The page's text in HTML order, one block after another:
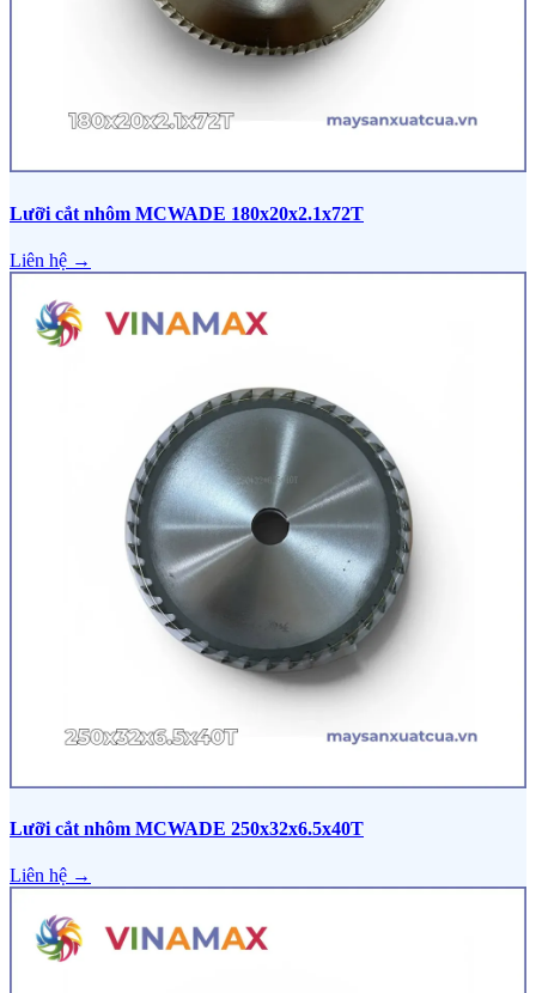
Lưỡi cắt nhôm MCWADE 180x20x2.1x72T
Liên hệ →
Lưỡi cắt nhôm MCWADE 250x32x6.5x40T
Liên hệ →